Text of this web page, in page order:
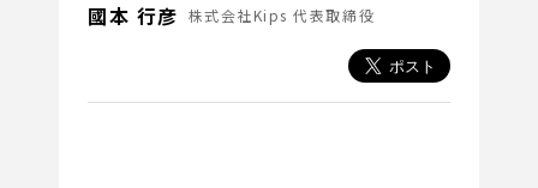
國本 行彦 株式会社Kips 代表取締役